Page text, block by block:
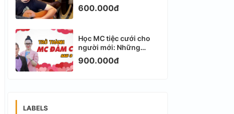
biết bắt đầu từ đâu
600.000đ
Học MC tiệc cưới cho
người mới: Những
ngày đầu thực sự khá
ngợp
900.000đ
LABELS